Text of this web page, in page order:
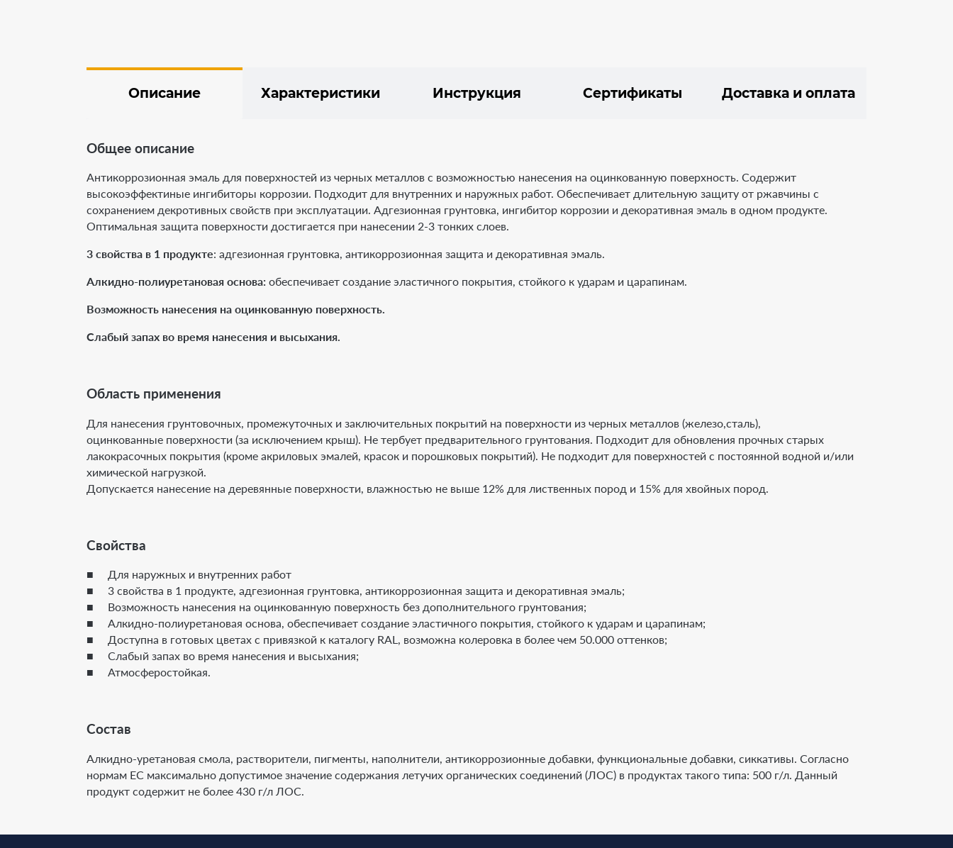
Описание Характеристики Инструкция Сертификаты Доставка и оплата
Общее описание
Антикоррозионная эмаль для поверхностей из черных металлов с возможностью нанесения на оцинкованную поверхность. Содержит
высокоэффектиные ингибиторы коррозии. Подходит для внутренних и наружных работ. Обеспечивает длительную защиту от ржавчины с
сохранением декротивных свойств при эксплуатации. Адгезионная грунтовка, ингибитор коррозии и декоративная эмаль в одном продукте.
Оптимальная защита поверхности достигается при нанесении 2-3 тонких слоев.
3 свойства в 1 продукте: адгезионная грунтовка, антикоррозионная защита и декоративная эмаль.
Алкидно-полиуретановая основа: обеспечивает создание эластичного покрытия, стойкого к ударам и царапинам.
Возможность нанесения на оцинкованную поверхность.
Слабый запах во время нанесения и высыхания.
Область применения
Для нанесения грунтовочных, промежуточных и заключительных покрытий на поверхности из черных металлов (железо,сталь),
оцинкованные поверхности (за исключением крыш). Не тербует предварительного грунтования. Подходит для обновления прочных старых
лакокрасочных покрытия (кроме акриловых эмалей, красок и порошковых покрытий). Не подходит для поверхностей с постоянной водной и/или
химической нагрузкой.
Допускается нанесение на деревянные поверхности, влажностью не выше 12% для лиственных пород и 15% для хвойных пород.
Свойства
■ Для наружных и внутренних работ
■ 3 свойства в 1 продукте, адгезионная грунтовка, антикоррозионная защита и декоративная эмаль;
■ Возможность нанесения на оцинкованную поверхность без дополнительного грунтования;
■ Алкидно-полиуретановая основа, обеспечивает создание эластичного покрытия, стойкого к ударам и царапинам;
■ Доступна в готовых цветах с привязкой к каталогу RAL, возможна колеровка в более чем 50.000 оттенков;
■ Слабый запах во время нанесения и высыхания;
■ Атмосферостойкая.
Состав
Алкидно-уретановая смола, растворители, пигменты, наполнители, антикоррозионные добавки, функциональные добавки, сиккативы. Согласно
нормам ЕС максимально допустимое значение содержания летучих органических соединений (ЛОС) в продуктах такого типа: 500 г/л. Данный
продукт содержит не более 430 г/л ЛОС.